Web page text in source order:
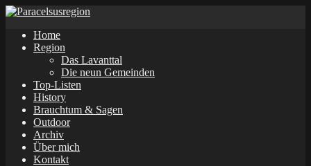
Home
Region
Das Lavanttal
Die neun Gemeinden
Top-Listen
History
Brauchtum & Sagen
Outdoor
Archiv
Über mich
Kontakt